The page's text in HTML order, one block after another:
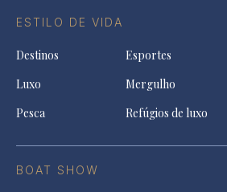
ESTILO DE VIDA
Destinos Esportes
Luxo
Mergulho
Pesca
Refúgios de luxo
BOAT SHOW